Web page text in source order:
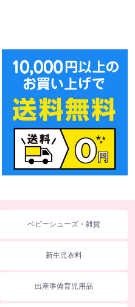
ベビーシューズ・雑貨
新生児衣料
出産準備育児用品